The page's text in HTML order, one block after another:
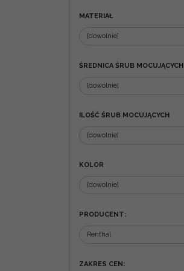
MATERIAŁ
ŚREDNICA ŚRUB MOCUJĄCYCH
ILOŚĆ ŚRUB MOCUJĄCYCH
KOLOR
PRODUCENT:
ZAKRES CEN: